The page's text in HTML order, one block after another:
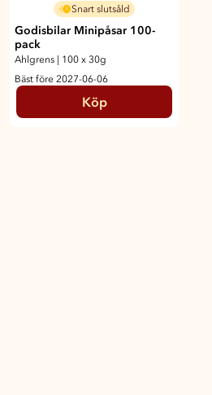
Snart slutsåld
Godisbilar Minipåsar 100-
pack
Ahlgrens | 100 x 30g
Bäst före 2027-06-06
Köp